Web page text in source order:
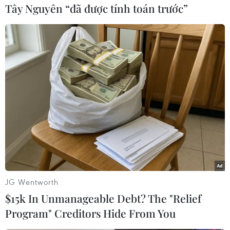
Điểm nổi bật nhất của Australia tại World Cup
lần này là sự xuất hiện của một thế hệ cầu thủ
trẻ giàu tốc độ và giàu năng lượng, trong đó
Nestory Irankunda là cái tên thu hút nhiều sự
chú ý nhất.
Tiền đạo trẻ Nestory Irankunda liên tục khiến
hàng thủ Thổ Nhĩ Kỳ gặp khó khăn bằng những
pha bứt tốc mạnh mẽ và trực diện. Bàn mở tỷ số
của anh là minh chứng rõ nét cho thứ vũ khí mà
Australia đang sở hữu: tốc độ, sức mạnh và khả
năng chuyển trạng thái cực nhanh.
Tây Nguyên “đã được tính toán trước”
JG Wentworth
$15k In Unmanageable Debt? The "Relief
Program" Creditors Hide From You